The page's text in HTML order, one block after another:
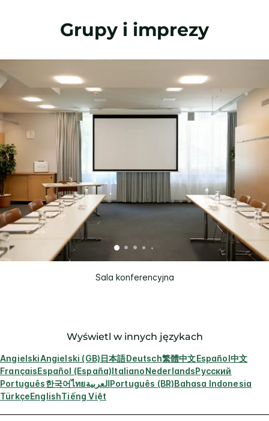
Grupy i imprezy
Sala konferencyjna
Wyświetl w innych językach
AngielskiAngielski (GB)日本語Deutsch繁體中文Español中文
FrançaisEspañol (España)ItalianoNederlandsРусский
Português한국어ไทยالعربيةPortuguês (BR)Bahasa Indonesia
TürkçeEnglishTiếng Việt